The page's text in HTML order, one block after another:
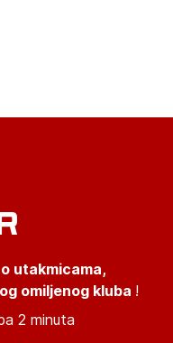
utakmicama,
omiljenog kluba !
2 minuta